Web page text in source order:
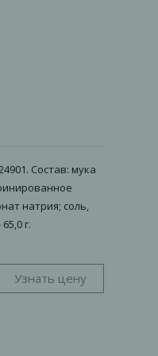
Состав: мука
натрия; соль,
г.
Узнать цену